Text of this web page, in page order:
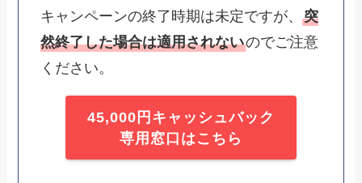
キャンペーンの終了時期は未定ですが、突
然終了した場合は適用されないのでご注意
ください。
45,000円キャッシュバック
専用窓口はこちら